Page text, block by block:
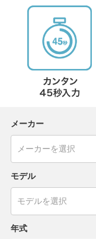
メーカー
モデル
年式